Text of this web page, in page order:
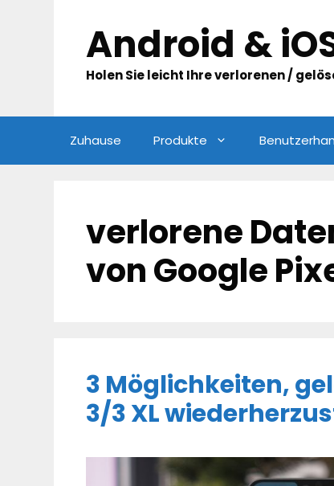
Android &
Holen Sie leicht Ihre verlorenen /
Zuhause Produkte
verlorene
von Google
3 Möglichkeiten,
3/3 XL